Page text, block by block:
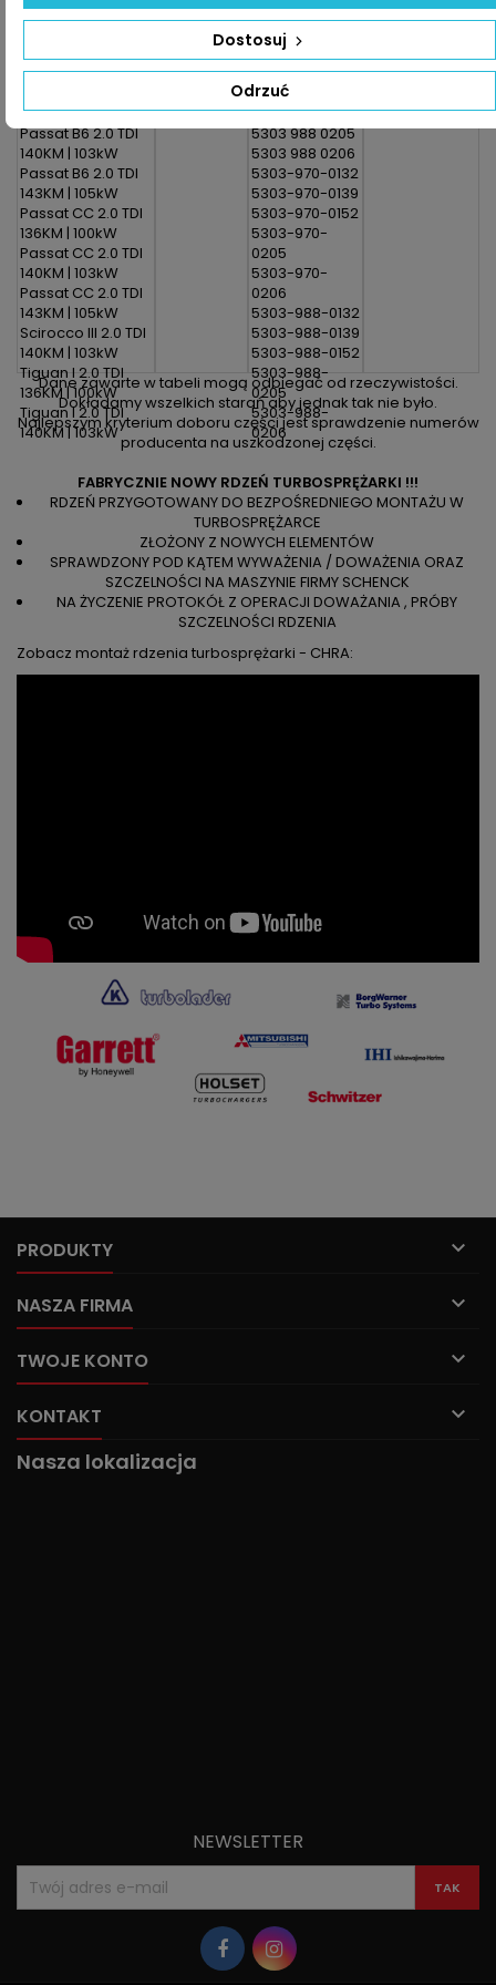
Jetta V 2.0 TDI
Passat B6 2.0 TDI
110KM | 81kW
136KM | 100kW
Passat B6 2.0 TDI
140KM | 103kW
Passat B6 2.0 TDI
143KM | 105kW
Passat CC 2.0 TDI
136KM | 100kW
Passat CC 2.0 TDI
140KM | 103kW
Passat CC 2.0 TDI
143KM | 105kW
Scirocco III 2.0 TDI
140KM | 103kW
Tiguan I 2.0 TDI
136KM | 100kW
Tiguan I 2.0 TDI
140KM | 103kW
5303 970 0152
5303 970 0205
5303 970 0206
5303 988 0132
5303 988 0139
5303 988 0152
5303 988 0205
5303 988 0206
5303-970-0132
5303-970-0139
5303-970-0152
5303-970-
0205
5303-970-
0206
5303-988-0132
5303-988-0139
5303-988-0152
5303-988-
0205
5303-988-
0206
Dane zawarte w tabeli mogą odbiegać od rzeczywistości.
Dokładamy wszelkich starań aby jednak tak nie było.
Najlepszym kryterium doboru części jest sprawdzenie numerów
producenta na uszkodzonej części.
FABRYCZNIE NOWY RDZEŃ TURBOSPRĘŻARKI !!!
RDZEŃ PRZYGOTOWANY DO BEZPOŚREDNIEGO MONTAŻU W
TURBOSPRĘŻARCE
ZŁOŻONY Z NOWYCH ELEMENTÓW
SPRAWDZONY POD KĄTEM WYWAŻENIA / DOWAŻENIA ORAZ
SZCZELNOŚCI NA MASZYNIE FIRMY SCHENCK
NA ŻYCZENIE PROTOKÓŁ Z OPERACJI DOWAŻANIA , PRÓBY
SZCZELNOŚCI RDZENIA
Zobacz montaż rdzenia turbosprężarki - CHRA:
PRODUKTY 
NASZA FIRMA 
TWOJE KONTO 
KONTAKT 
Nasza lokalizacja
NEWSLETTER
Odrzuć
Dostosuj